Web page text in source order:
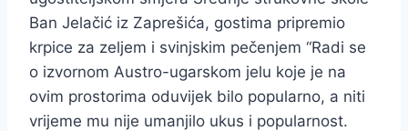
Ban Jelačić iz Zaprešića, gostima pripremio
krpice za zeljem i svinjskim pečenjem “Radi se
o izvornom Austro-ugarskom jelu koje je na
ovim prostorima oduvijek bilo popularno, a niti
vrijeme mu nije umanjilo ukus i popularnost.